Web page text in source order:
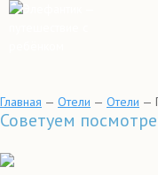
Главная — Отели — Отели —
Советуем